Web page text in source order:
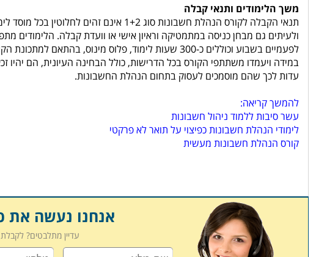
משך הלימודים ותנאי קבלה
תנאי הקבלה לקורס הנהלת חשבונות סוג 1+2
ולעיתים גם מבחן כניסה במתמטיקה וראיון אישי או וועדת קבלה. הלימודים
לפעמיים בשבוע וכוללים כ-300 שעות לימוד, פלוס מינוס, בהתאם למתכונת הקורס כפי שהיא מוצעת על-ידי מוסד הרלוונטי.
במידה ויעמדו משתתפי הקורס בכל הדרישות, כולל הבחינה העיונית, הם
עדות לכך שהם מוסמכים לעסוק בתחום הנהלת החשבונות.
להמשך קריאה:
עשר סיבות ללמוד ניהול חשבונות
לימודי הנהלת חשבונות כפיצוי על תואר לא פרקטי
קורס הנהלת חשבונות מעשית
אנחנו נעשה את
עדיין מתלבטים?